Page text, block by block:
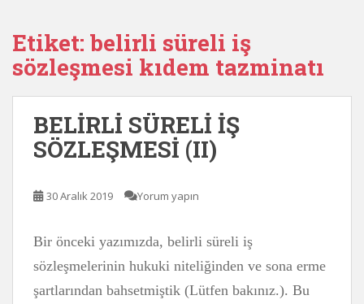
Etiket: belirli süreli iş
sözleşmesi kıdem tazminatı
BELİRLİ SÜRELİ İŞ
SÖZLEŞMESİ (II)
30 Aralık 2019 Yorum yapın
Bir önceki yazımızda, belirli süreli iş
sözleşmelerinin hukuki niteliğinden ve sona erme
şartlarından bahsetmiştik (Lütfen bakınız.). Bu